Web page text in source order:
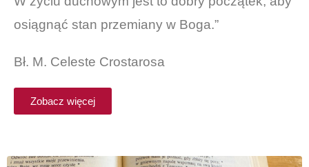
osiągnąć stan przemiany w Boga.”
Bł. M. Celeste Crostarosa
Zobacz więcej